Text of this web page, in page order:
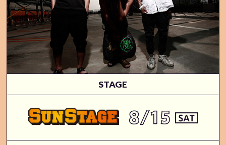
STAGE